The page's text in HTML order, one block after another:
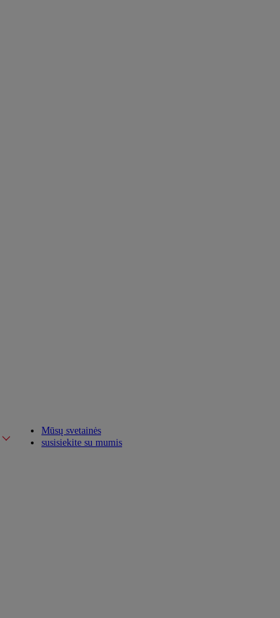
Toggle submenu
Mūsų svetainės
susisiekite su mumis